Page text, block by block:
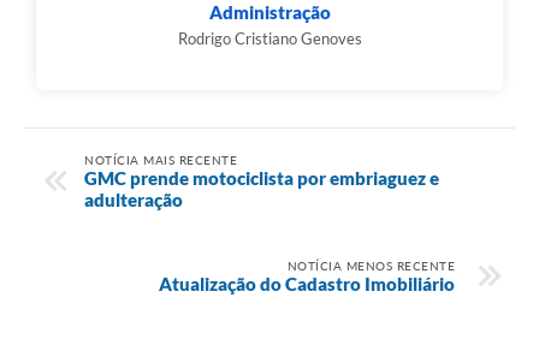
Administração
Rodrigo Cristiano Genoves
NOTÍCIA MAIS RECENTE
GMC prende motociclista por embriaguez e
adulteração
NOTÍCIA MENOS RECENTE
Atualização do Cadastro Imobiliário